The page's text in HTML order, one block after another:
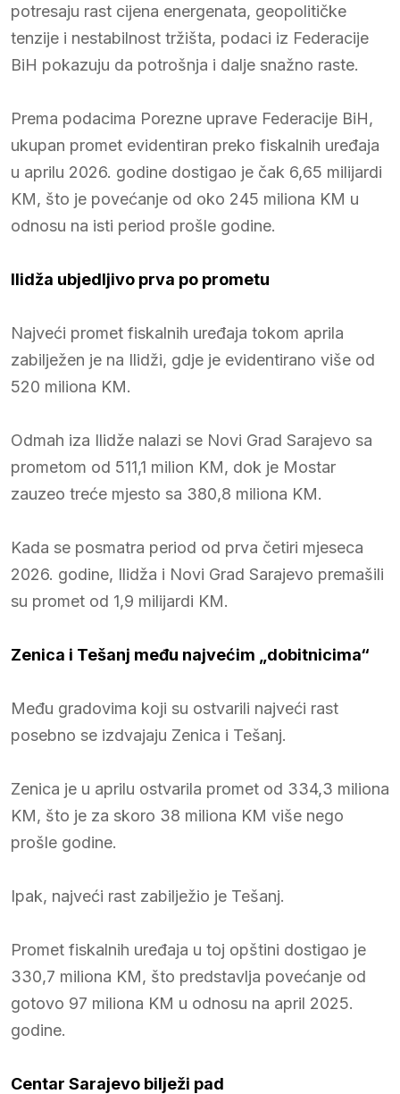
potresaju rast cijena energenata, geopolitičke
tenzije i nestabilnost tržišta, podaci iz Federacije
BiH pokazuju da potrošnja i dalje snažno raste.
Prema podacima Porezne uprave Federacije BiH,
ukupan promet evidentiran preko fiskalnih uređaja
u aprilu 2026. godine dostigao je čak 6,65 milijardi
KM, što je povećanje od oko 245 miliona KM u
odnosu na isti period prošle godine.
Ilidža ubjedljivo prva po prometu
Najveći promet fiskalnih uređaja tokom aprila
zabilježen je na Ilidži, gdje je evidentirano više od
520 miliona KM.
Odmah iza Ilidže nalazi se Novi Grad Sarajevo sa
prometom od 511,1 milion KM, dok je Mostar
zauzeo treće mjesto sa 380,8 miliona KM.
Kada se posmatra period od prva četiri mjeseca
2026. godine, Ilidža i Novi Grad Sarajevo premašili
su promet od 1,9 milijardi KM.
Zenica i Tešanj među najvećim „dobitnicima“
Među gradovima koji su ostvarili najveći rast
posebno se izdvajaju Zenica i Tešanj.
Zenica je u aprilu ostvarila promet od 334,3 miliona
KM, što je za skoro 38 miliona KM više nego
prošle godine.
Ipak, najveći rast zabilježio je Tešanj.
Promet fiskalnih uređaja u toj opštini dostigao je
330,7 miliona KM, što predstavlja povećanje od
gotovo 97 miliona KM u odnosu na april 2025.
godine.
Centar Sarajevo bilježi pad